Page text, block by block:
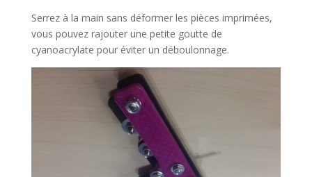
Serrez à la main sans déformer les pièces imprimées,
vous pouvez rajouter une petite goutte de
cyanoacrylate pour éviter un déboulonnage.